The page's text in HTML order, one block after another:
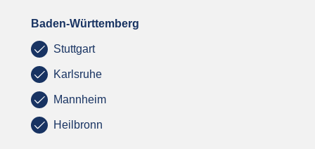
Baden-Württemberg
Stuttgart
Karlsruhe
Mannheim
Heilbronn